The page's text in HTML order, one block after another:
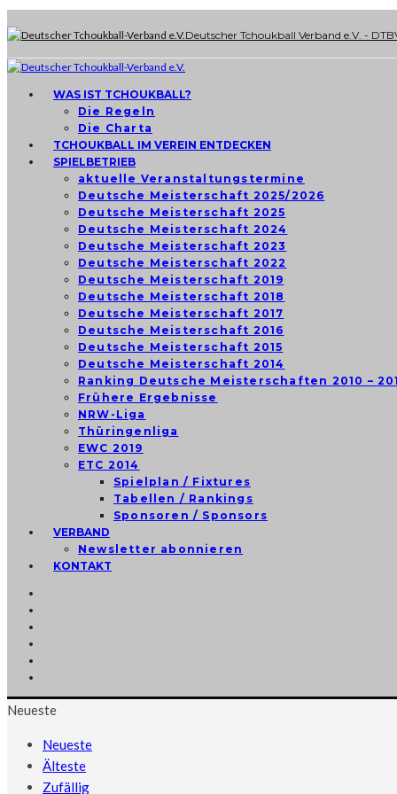
Deutscher Tchoukball Verband e.V. -
WAS IST TCHOUKBALL?
Die Regeln
Die Charta
TCHOUKBALL IM VEREIN ENTDECKEN
SPIELBETRIEB
aktuelle Veranstaltungstermine
Deutsche Meisterschaft 2025/2026
Deutsche Meisterschaft 2025
Deutsche Meisterschaft 2024
Deutsche Meisterschaft 2023
Deutsche Meisterschaft 2022
Deutsche Meisterschaft 2019
Deutsche Meisterschaft 2018
Deutsche Meisterschaft 2017
Deutsche Meisterschaft 2016
Deutsche Meisterschaft 2015
Deutsche Meisterschaft 2014
Ranking Deutsche Meisterschaften 2010 –
Frühere Ergebnisse
NRW-Liga
Thüringenliga
EWC 2019
ETC 2014
Spielplan / Fixtures
Tabellen / Rankings
Sponsoren / Sponsors
VERBAND
Newsletter abonnieren
KONTAKT
Neueste
Neueste
Älteste
Zufällig